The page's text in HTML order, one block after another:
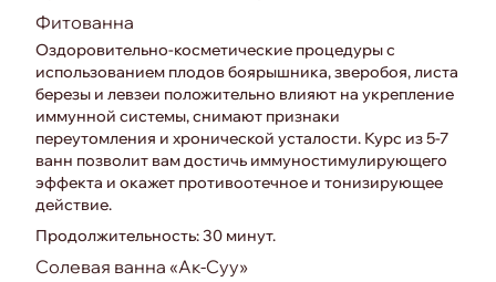
Фитованна
Оздоровительно-косметические процедуры с
использованием плодов боярышника, зверобоя, листа
березы и левзеи положительно влияют на укрепление
иммунной системы, снимают признаки
переутомления и хронической усталости. Курс из 5-7
ванн позволит вам достичь иммуностимулирующего
эффекта и окажет противоотечное и тонизирующее
действие.
Продолжительность: 30 минут.
Солевая ванна «Ак-Суу»